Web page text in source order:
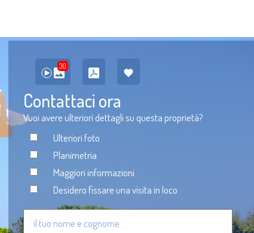
30
Contattaci ora
Vuoi avere ulteriori dettagli su questa proprietà?
Ulteriori foto
Planimetria
Maggiori informazioni
Desidero fissare una visita in loco